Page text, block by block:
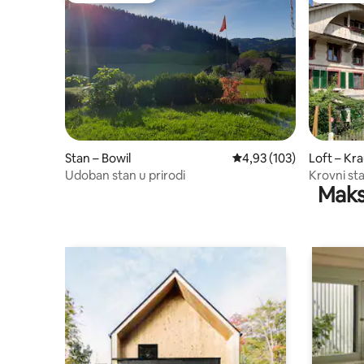
Stan – Bowil Prosječna ocjena: 4,93/
4,93 (103)
Udoban stan u prirodi
Loft –
Krovni